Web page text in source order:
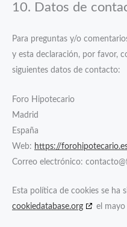
10. Datos de
Para preguntas y/o
y esta declaración, por favor,
siguientes datos de contacto:
Foro Hipotecario
Madrid
España
Web: https://
Correo electrónico: contacto@
Esta política de cookies se ha
cookiedatabase.org
el